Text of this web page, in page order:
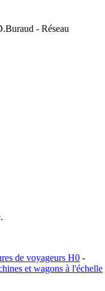
- Réseau
de voyageurs H0 -
et wagons à l'échelle